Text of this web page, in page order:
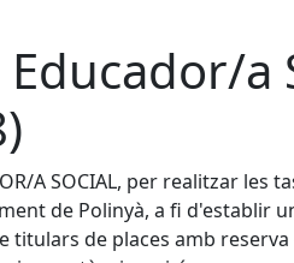
a
A SOCIAL, per realitzar les
de Polinyà, a fi d'establir
de places amb